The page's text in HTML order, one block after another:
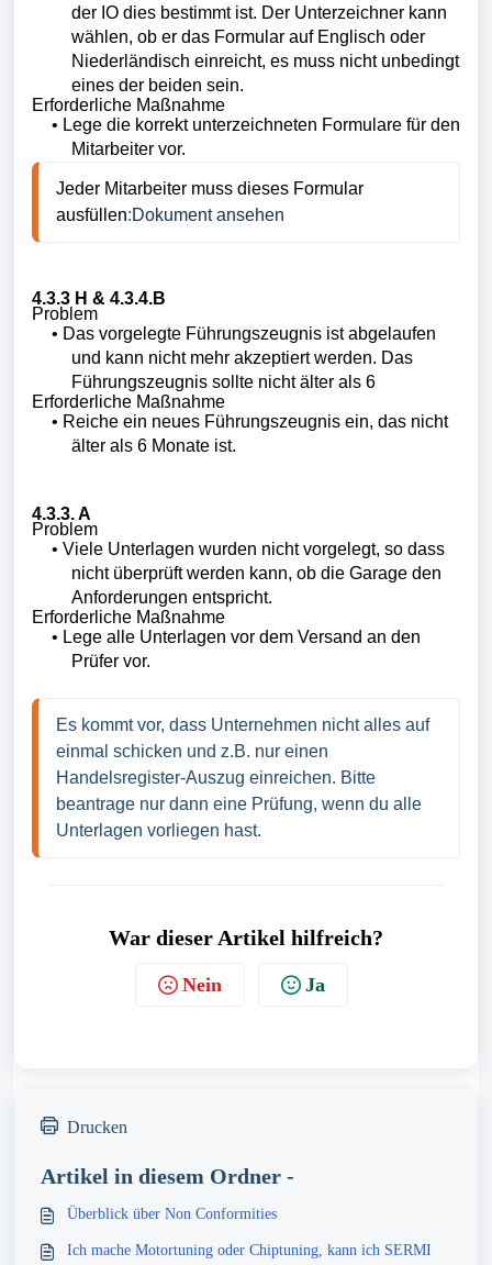
der IO dies bestimmt ist. Der Unterzeichner kann
wählen, ob er das Formular auf Englisch oder
Niederländisch einreicht, es muss nicht unbedingt
eines der beiden sein.
Erforderliche Maßnahme
• Lege die korrekt unterzeichneten Formulare für den
Mitarbeiter vor.
Jeder Mitarbeiter muss dieses Formular
ausfüllen:Dokument ansehen
4.3.3 H & 4.3.4.B
Problem
• Das vorgelegte Führungszeugnis ist abgelaufen
und kann nicht mehr akzeptiert werden. Das
Führungszeugnis sollte nicht älter als 6
Erforderliche Maßnahme
• Reiche ein neues Führungszeugnis ein, das nicht
älter als 6 Monate ist.
4.3.3. A
Problem
• Viele Unterlagen wurden nicht vorgelegt, so dass
nicht überprüft werden kann, ob die Garage den
Anforderungen entspricht.
Erforderliche Maßnahme
• Lege alle Unterlagen vor dem Versand an den
Prüfer vor.
Es kommt vor, dass Unternehmen nicht alles auf
einmal schicken und z.B. nur einen
Handelsregister-Auszug einreichen. Bitte
beantrage nur dann eine Prüfung, wenn du alle
Unterlagen vorliegen hast.
War dieser Artikel hilfreich?
Nein Ja
Drucken
Artikel in diesem Ordner -
Überblick über Non Conformities
Ich mache Motortuning oder Chiptuning, kann ich SERMI